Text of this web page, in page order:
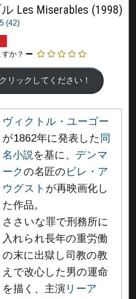
Les Miserables (1998)
(42)
か？
ヴィクトル・ユーゴー
が1862年に発表した 同
名小説を基に、 デンマ
ークの名匠の ビレ・ア
ウグスト が再映画化し
た作品。
ささいな罪で刑務所に
入れられ長年の重労働
の末に出獄し司教の教
えで改心した男の運命
を描く、主演 リーア